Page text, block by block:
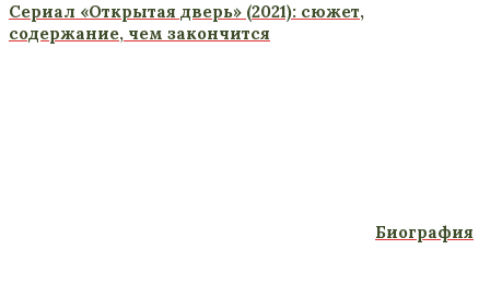
Сериал «Открытая дверь» (2021): сюжет,
содержание, чем закончится
Биография